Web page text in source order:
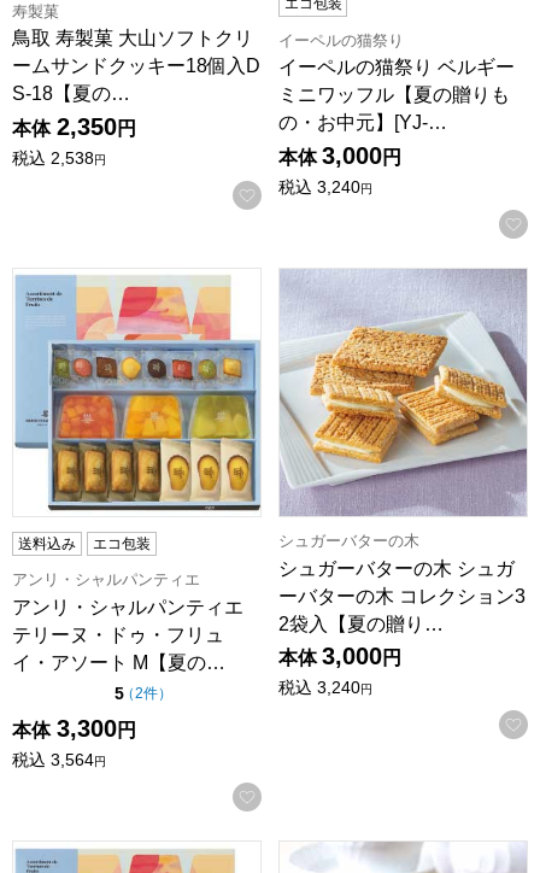
寿製菓
鳥取 寿製菓 大山ソフトクリ
ームサンドクッキー18個入D
S-18【夏の…
本体 2,350円
税込 2,538円
お気に入りに登録する
エコ包装
イーペルの猫祭り
イーペルの猫祭り ベルギー
ミニワッフル【夏の贈りも
の・お中元】[YJ-…
本体 3,000円
税込 3,240円
アンリ・シャルパンティエ テリーヌ・ドゥ・フリュイ・ア
送料込み エコ包装
アンリ・シャルパンティエ
アンリ・シャルパンティエ
テリーヌ・ドゥ・フリュ
イ・アソート M【夏の…
5点（5点満点中）
（2件の評価
）
本体 3,300円
税込 3,564円
お気に入りに登録する
シュガーバターの木 シュガ
シュガーバターの木
シュガーバターの木 シュガ
ーバターの木 コレクション3
2袋入【夏の贈り…
本体 3,000円
税込 3,240円
アンリ・シャルパンティエ テリーヌ・ドゥ・フリュイ・ア
【アウトレット】メルヴェ